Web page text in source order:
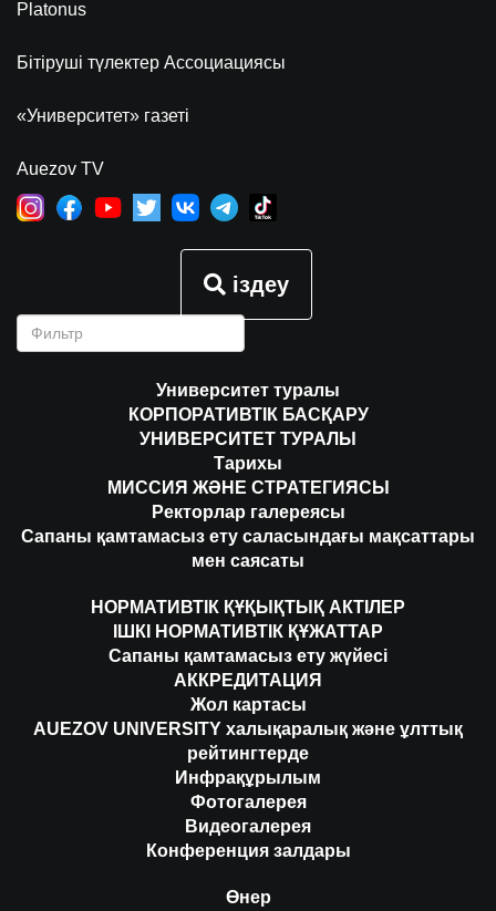
Platonus
Бітіруші түлектер Ассоциациясы
«Университет» газеті
Auezov TV
іздеу
Университет туралы
КОРПОРАТИВТІК БАСҚАРУ
УНИВЕРСИТЕТ ТУРАЛЫ
Тарихы
МИССИЯ ЖӘНЕ СТРАТЕГИЯСЫ
Ректорлар галереясы
Сапаны қамтамасыз ету саласындағы мақсаттары
мен саясаты
НОРМАТИВТІК ҚҰҚЫҚТЫҚ АКТІЛЕР
ІШКІ НОРМАТИВТІК ҚҰЖАТТАР
Сапаны қамтамасыз ету жүйесі
АККРЕДИТАЦИЯ
Жол картасы
AUEZOV UNIVERSITY халықаралық және ұлттық
рейтингтерде
Инфрақұрылым
Фотогалерея
Видеогалерея
Конференция залдары
Өнер